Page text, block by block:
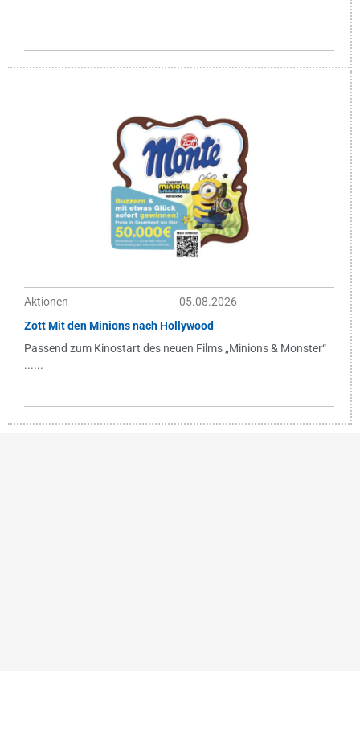
Aktionen
05.08.2026
Zott Mit den Minions nach Hollywood
Passend zum Kinostart des neuen Films „Minions & Monster“
......